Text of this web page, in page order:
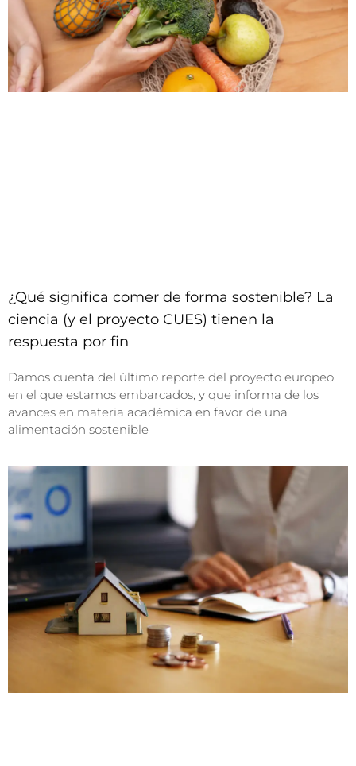
¿Qué significa comer de forma sostenible? La
ciencia (y el proyecto CUES) tienen la
respuesta por fin
Damos cuenta del último reporte del proyecto europeo
en el que estamos embarcados, y que informa de los
avances en materia académica en favor de una
alimentación sostenible